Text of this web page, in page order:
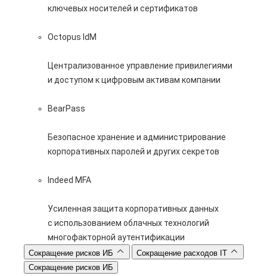
ключевых носителей и сертификатов
Octopus IdM
Централизованное управление привилегиями
и доступом к цифровым активам компании
BearPass
Безопасное хранение и администрирование
корпоративных паролей и других секретов
Indeed MFA
Усиленная защита корпоративных данных
с использованием облачных технологий
многофакторной аутентификации
Сокращение рисков ИБ
Сокращение расходов IT
Сокращение рисков ИБ